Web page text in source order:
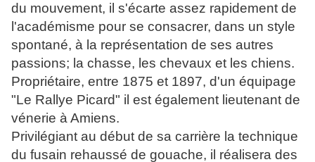
du mouvement, il s'écarte assez rapidement de
l'académisme pour se consacrer, dans un style
spontané, à la représentation de ses autres
passions; la chasse, les chevaux et les chiens.
Propriétaire, entre 1875 et 1897, d'un équipage
"Le Rallye Picard" il est également lieutenant de
vénerie à Amiens.
Privilégiant au début de sa carrière la technique
du fusain rehaussé de gouache, il réalisera des